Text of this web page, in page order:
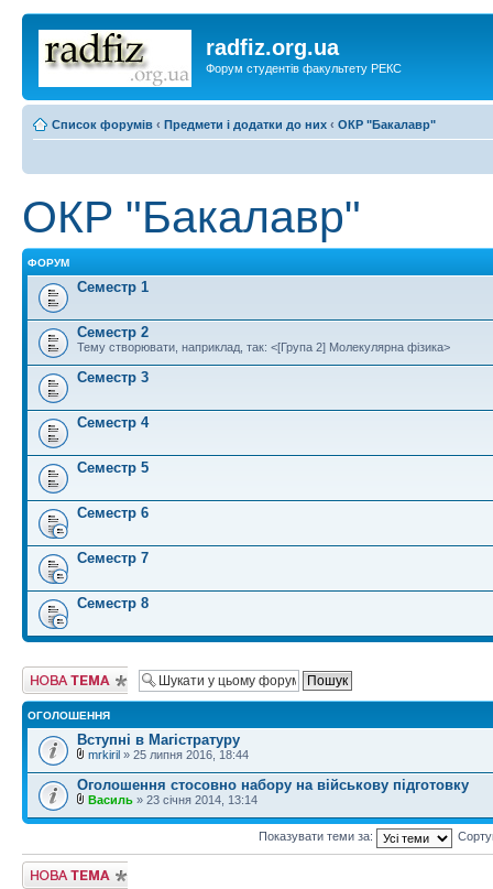
radfiz.org.ua
Форум студентів факультету РЕКС
Список форумів ‹ Предмети і додатки до них ‹ ОКР "Бакалавр"
ОКР "Бакалавр"
ФОРУМ
Семестр 1
Семестр 2
Тему створювати, наприклад, так: <[Група 2] Молекулярна фізика>
Семестр 3
Семестр 4
Семестр 5
Семестр 6
Семестр 7
Семестр 8
Створити нову
тему
ОГОЛОШЕННЯ
Вступні в Магістратуру
mrkiril » 25 липня 2016, 18:44
Оголошення стосовно набору на військову підготовку
Василь » 23 січня 2014, 13:14
Показувати теми за:
Створити нову
тему